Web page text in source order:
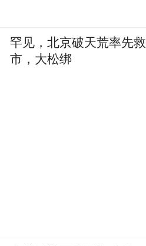
罕见，北京破天荒率先救
市，大松绑